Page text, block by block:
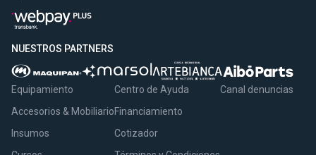
NUESTROS PARTNERS
Equipamiento
Accesorios & Mobiliario
Insumos
Centro de Ayuda
Financiamiento
Cotizador
Canal denuncias